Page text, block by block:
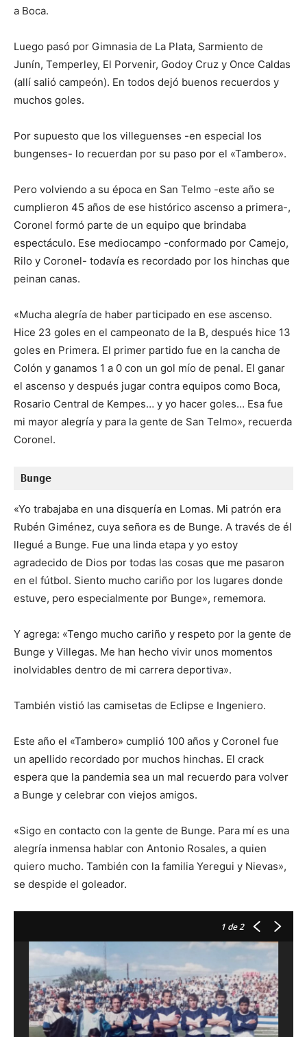
a Boca.
Luego pasó por Gimnasia de La Plata, Sarmiento de
Junín, Temperley, El Porvenir, Godoy Cruz y Once Caldas
(allí salió campeón). En todos dejó buenos recuerdos y
muchos goles.
Por supuesto que los villeguenses -en especial los
bungenses- lo recuerdan por su paso por el «Tambero».
Pero volviendo a su época en San Telmo -este año se
cumplieron 45 años de ese histórico ascenso a primera-,
Coronel formó parte de un equipo que brindaba
espectáculo. Ese mediocampo -conformado por Camejo,
Rilo y Coronel- todavía es recordado por los hinchas que
peinan canas.
«Mucha alegría de haber participado en ese ascenso.
Hice 23 goles en el campeonato de la B, después hice 13
goles en Primera. El primer partido fue en la cancha de
Colón y ganamos 1 a 0 con un gol mío de penal. El ganar
el ascenso y después jugar contra equipos como Boca,
Rosario Central de Kempes… y yo hacer goles… Esa fue
mi mayor alegría y para la gente de San Telmo», recuerda
Coronel.
Bunge
«Yo trabajaba en una disquería en Lomas. Mi patrón era
Rubén Giménez, cuya señora es de Bunge. A través de él
llegué a Bunge. Fue una linda etapa y yo estoy
agradecido de Dios por todas las cosas que me pasaron
en el fútbol. Siento mucho cariño por los lugares donde
estuve, pero especialmente por Bunge», rememora.
Y agrega: «Tengo mucho cariño y respeto por la gente de
Bunge y Villegas. Me han hecho vivir unos momentos
inolvidables dentro de mi carrera deportiva».
También vistió las camisetas de Eclipse e Ingeniero.
Este año el «Tambero» cumplió 100 años y Coronel fue
un apellido recordado por muchos hinchas. El crack
espera que la pandemia sea un mal recuerdo para volver
a Bunge y celebrar con viejos amigos.
«Sigo en contacto con la gente de Bunge. Para mí es una
alegría inmensa hablar con Antonio Rosales, a quien
quiero mucho. También con la familia Yeregui y Nievas»,
se despide el goleador.
1 de 2